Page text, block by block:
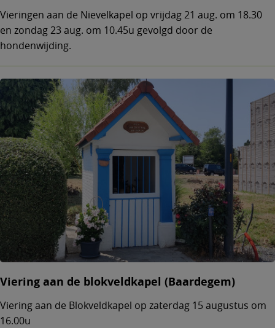
Vieringen aan de Nievelkapel op vrijdag 21 aug. om 18.30
en zondag 23 aug. om 10.45u gevolgd door de
hondenwijding.
Viering aan de blokveldkapel (Baardegem)
Viering aan de Blokveldkapel op zaterdag 15 augustus om
16.00u